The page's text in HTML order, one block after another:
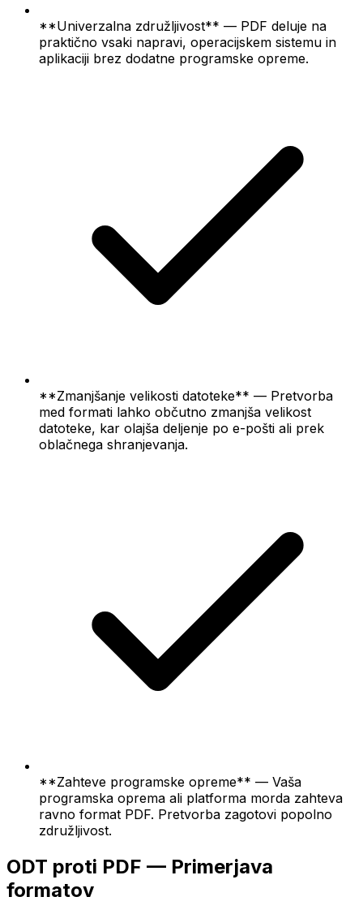
**Univerzalna združljivost** — PDF deluje na
praktično vsaki napravi, operacijskem sistemu in
aplikaciji brez dodatne programske opreme.
**Zmanjšanje velikosti datoteke** — Pretvorba
med formati lahko občutno zmanjša velikost
datoteke, kar olajša deljenje po e-pošti ali prek
oblačnega shranjevanja.
**Zahteve programske opreme** — Vaša
programska oprema ali platforma morda zahteva
ravno format PDF. Pretvorba zagotovi popolno
združljivost.
ODT proti PDF — Primerjava
formatov